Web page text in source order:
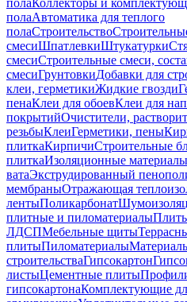
полаКоллекторы и
полаАвтоматика для теплого
полаСтроительство
смесиШпатлевкиШтукатурки
смесиСтроительные смеси,
смесиГрунтовкиДобавки для
клеи, герметикиЖидкие гвозди
пенаКлеи для обоевКлеи для
покрытийОчистители,
резьбыКлеиГерметики, пены
плиткаКирпичиСтроительные
плиткаИзоляционные материалы
ватаЭкструдированный
мембраныОтражающая
лентыПоликарбонат
плитные и пиломатериалы
ЛДСПМебельные щиты
плитыПиломатериалы
строительстваГипсокартон
листыЦементные плиты
гипсокартонаКомплектующие